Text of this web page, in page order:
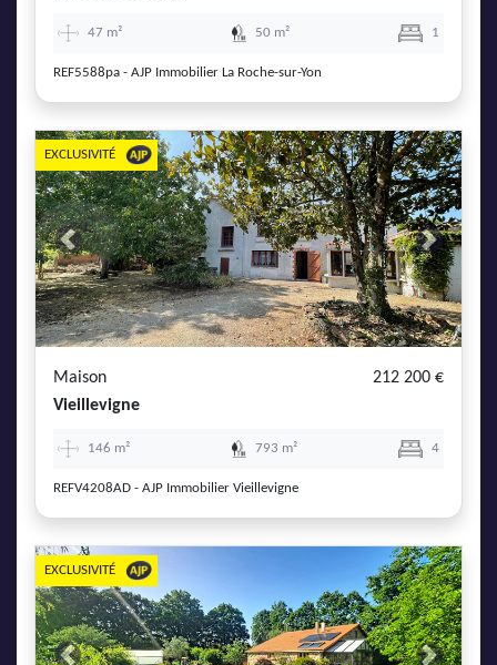
47 m² 50 m² 1
REF5588pa - AJP Immobilier La Roche-sur-Yon
Previous Next
EXCLUSIVITÉ
Maison
212 200 €
Vieillevigne
146 m² 793 m² 4
REFV4208AD - AJP Immobilier Vieillevigne
EXCLUSIVITÉ